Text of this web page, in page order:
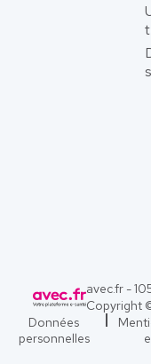
avec.fr -
Copyright
Données
personnelles